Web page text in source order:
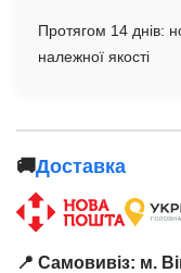
Протягом 14 днів:
належної якості
🚚Доставка
📍 Самовивіз: м.